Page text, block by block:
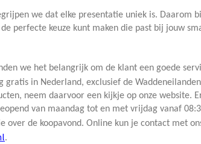
we dat elke presentatie uniek is. Daarom
perfecte keuze kunt maken die past bij jouw
we het belangrijk om de klant een goede
gratis in Nederland, exclusief de
neem daarvoor een kijkje op onze website.
van maandag tot en met vrijdag vanaf
over de koopavond. Online kun je contact met
.